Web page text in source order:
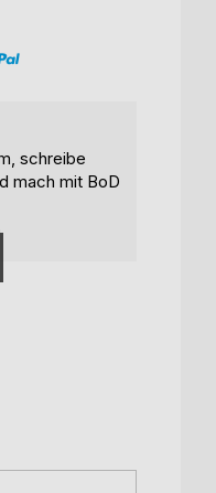
schreibe
mach mit BoD